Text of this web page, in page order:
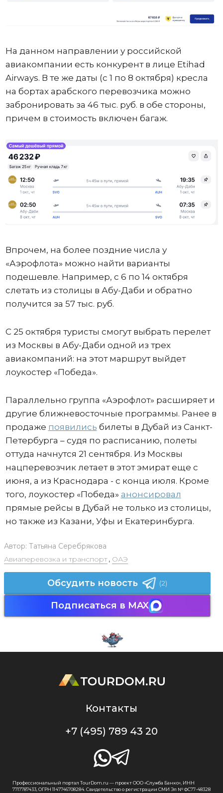
На данном направлении у российской
авиакомпании есть конкурент в лице Etihad
Airways. В те же даты (с 1 по 8 октября) кресла
на бортах арабского перевозчика можно
забронировать за 46 тыс. руб. в обе стороны,
причем в стоимость включен багаж.
Впрочем, на более поздние числа у
«Аэрофлота» можно найти варианты
подешевле. Например, с 6 по 14 октября
слетать из столицы в Абу-Даби и обратно
получится за 57 тыс. руб.
С 25 октября туристы смогут выбрать перелет
из Москвы в Абу-Даби одной из трех
авиакомпаний: на этот маршрут выйдет
лоукостер «Победа».
Параллельно группа «Аэрофлот» расширяет и
другие ближневосточные программы. Ранее в
продаже появились билеты в Дубай из Санкт-
Петербурга – судя по расписанию, полеты
оттуда начнутся 21 сентября. Из Москвы
нацперевозчик летает в этот эмират еще с
июня, а из Краснодара - с конца июля. Кроме
того, лоукостер «Победа» анонсировал
прямые рейсы в Дубай не только из столицы,
но также из Казани, Уфы и Екатеринбурга.
Автор: Татьяна Серебрякова
Авиаперевозка и транспорт, ОАЭ
Обсудить новость (2)
Подписаться в MAX
Контакты
+7 (495) 789 43 20
Профессиональный портал TourDom.ru — проект ООО «Служба Банко», ИНН
7717787433, ОГРН 1147746708284. Свидетельство о регистрации СМИ Эл № ФС77-48328